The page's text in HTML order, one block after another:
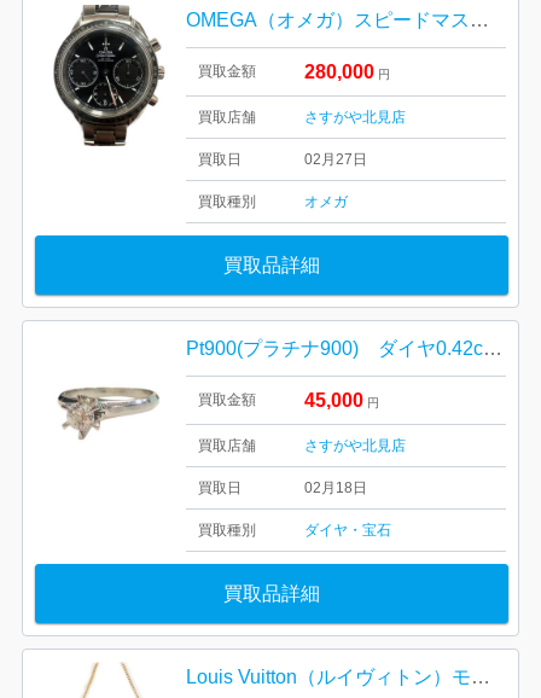
OMEGA（オメガ）スピードマスター レーシング
買取金額 280,000 円
買取店舗 さすがや北見店
買取日 02月27日
買取種別 オメガ
買取品詳細
Pt900(プラチナ900) ダイヤ0.42ct リング
買取金額 45,000 円
買取店舗 さすがや北見店
買取日 02月18日
買取種別 ダイヤ・宝石
買取品詳細
Louis Vuitton（ルイヴィトン）モノグラム ミニ・ポシェット・アクセソワール